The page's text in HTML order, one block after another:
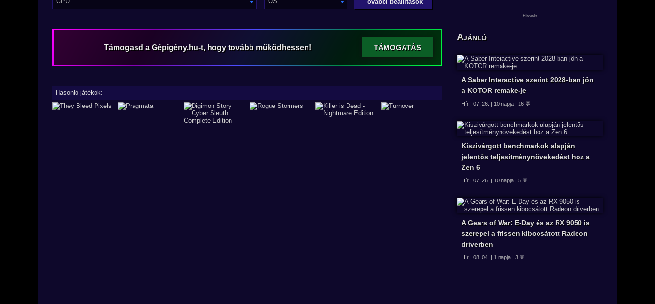
További beállítások
Támogasd a Gépigény.hu-t, hogy tovább működhessen! TÁMOGATÁS
Hasonló játékok:
Ajánló
A Saber Interactive szerint 2028-ban jön
a KOTOR remake-je
Hír | 07. 26. | 10 napja | 16 💬
Kiszivárgott benchmarkok alapján
jelentős teljesítménynövekedést hoz a
Zen 6
Hír | 07. 26. | 10 napja | 5 💬
A Gears of War: E-Day és az RX 9050 is
szerepel a frissen kibocsátott Radeon
driverben
Hír | 08. 04. | 1 napja | 3 💬